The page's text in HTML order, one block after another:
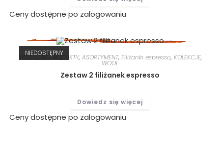
Ceny dostępne po zalogowaniu
NIEDOSTĘPNY
WSZYSTKIE PRODUKTY, ASORTYMENT, Filiżanki espresso, KOLEKCJE,
WOOL
Zestaw 2 filiżanek espresso
Dowiedz się więcej
Ceny dostępne po zalogowaniu